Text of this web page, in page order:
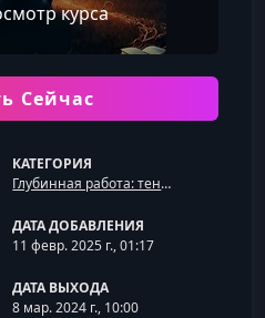
курса
Сейчас
КАТЕГОРИЯ
Глубинная работа: тень и подсознание
ДАТА ДОБАВЛЕНИЯ
11 февр. 2025 г., 01:17
ДАТА ВЫХОДА
8 мар. 2024 г., 10:00